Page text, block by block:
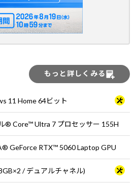
もっと詳しくみる
11 Home 64ビット
® Core™ Ultra 7 プロセッサー 155H
GeForce RTX™ 5060 Laptop GPU
/ デュアルチャネル)